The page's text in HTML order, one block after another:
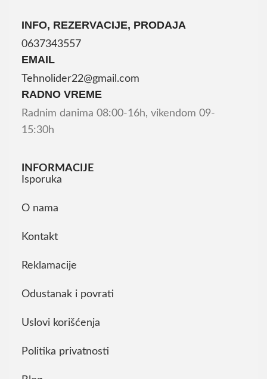
INFO, REZERVACIJE, PRODAJA
0637343557
EMAIL
Tehnolider22@gmail.com
RADNO VREME
Radnim danima 08:00-16h, vikendom 09-
15:30h
INFORMACIJE
Isporuka
O nama
Kontakt
Reklamacije
Odustanak i povrati
Uslovi korišćenja
Politika privatnosti